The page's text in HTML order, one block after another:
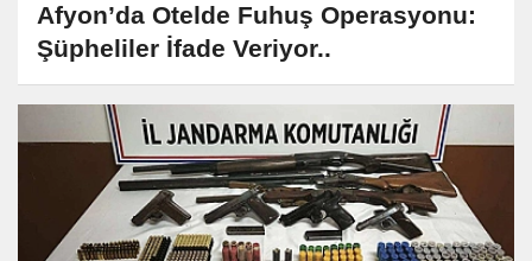
Afyon’da Otelde Fuhuş Operasyonu:
Şüpheliler İfade Veriyor..